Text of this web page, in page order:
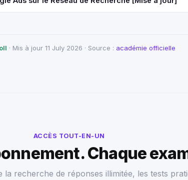
· Mis à jour 11 July 2026 · Source : académie officielle
ACCÈS TOUT-EN-UN
Chaque
la recherche de réponses illimitée, les tests